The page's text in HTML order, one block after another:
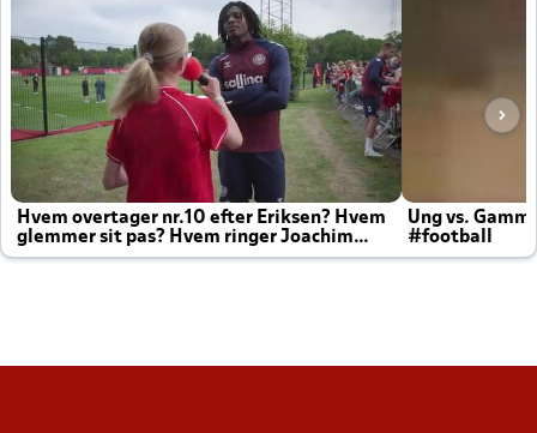
Hvem overtager nr.10 efter Eriksen? Hvem
glemmer sit pas? Hvem ringer Joachim
altid til efter kampe?
Ung vs.
#football